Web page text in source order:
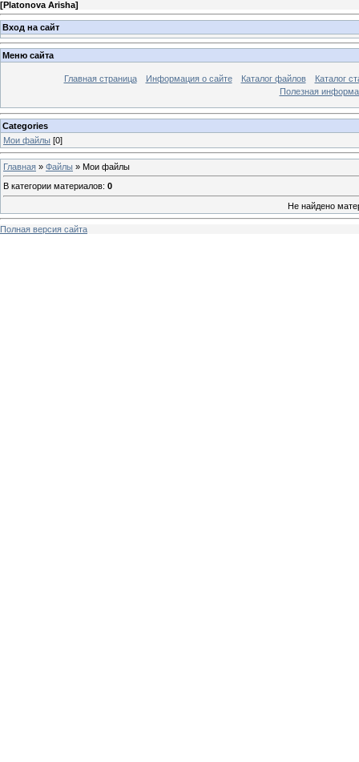
[Platonova Arisha]
Вход на сайт
Меню сайта
Главная страница Информация о сайте Каталог файлов
Каталог
Полезная
Categories
Мои файлы [0]
Главная » Файлы » Мои файлы
В категории материалов: 0
Не найдено
Полная версия сайта